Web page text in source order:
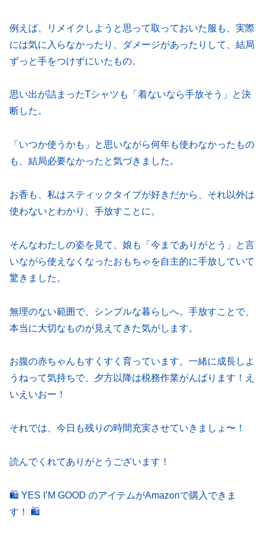
例えば、リメイクしようと思って取っておいた服も、実際
には気に入らなかったり、ダメージがあったりして、結局
ずっと手をつけずにいたもの。
思い出が詰まったTシャツも「着ないなら手放そう」と決
断した。
「いつか使うかも」と思いながら何年も使わなかったもの
も、結局必要なかったと気づきました。
お香も、私はスティックタイプが好きだから、それ以外は
使わないとわかり、手放すことに。
そんなわたしの姿を見て、娘も「今までありがとう」と言
いながら使えなくなったおもちゃを自主的に手放していて
驚きました。
無理のない範囲で、シンプルな暮らしへ。手放すことで、
本当に大切なものが見えてきた気がします。
お腹の赤ちゃんもすくすく育っています。一緒に成長しよ
うねって気持ちで、夕方以降は税務作業がんばります！え
いえいおー！
それでは、今日も残りの時間充実させていきましょ〜！
読んでくれてありがとうございます！
🛍 YES I’M GOOD のアイテムがAmazonで購入できま
す！ 🛍